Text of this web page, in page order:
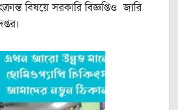
বিষয়ে সরকারি বিজ্ঞপ্তিও জারি